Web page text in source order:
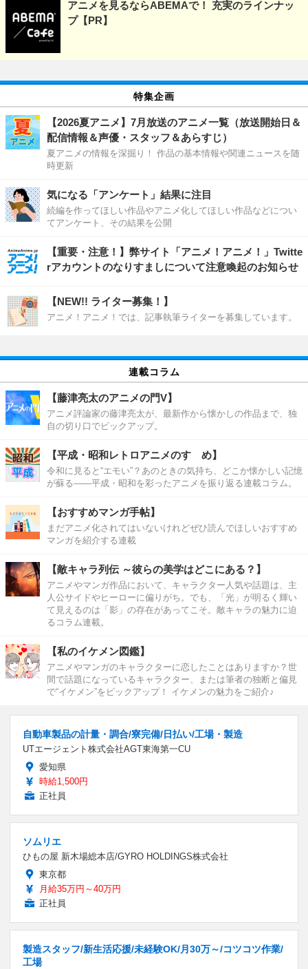
アニメを見るならABEMAで！ 充実のラインナッ
プ【PR】
特集企画
【2026夏アニメ】7月放送のアニメ一覧（放送開始日＆
配信情報＆声優・スタッフ＆あらすじ）
夏アニメの情報を深掘り！ 作品の基本情報や関連ニュースを随
時更新
気になる「アンケート」結果に注目
続編を作ってほしい作品やアニメ化してほしい作品などについ
てアンケート、その結果を公開
【重要・注意！】弊サイト「アニメ！アニメ！」Twitte
rアカウントのなりすましについて注意喚起のお知らせ
【NEW!! ライター募集！】
アニメ！アニメ！では、記事執筆ライターを募集しています。
連載コラム
【藤津亮太のアニメの門V】
アニメ評論家の藤津亮太が、最新作から懐かしの作品まで、独
自の切り口でピックアップ。
【平成・昭和レトロアニメのすゝめ】
令和に見ると“エモい”？あのときの気持ち、どこか懐かしい記憶
が蘇る――平成・昭和を彩ったアニメを振り返る連載コラム。
【おすすめマンガ手帖】
まだアニメ化されてはいないけれどぜひ読んでほしいおすすめ
マンガを紹介する連載
【敵キャラ列伝 ～彼らの美学はどこにある？】
アニメやマンガ作品において、キャラクター人気や話題は、主
人公サイドやヒーローに偏りがち。でも、「光」が明るく輝い
て見えるのは「影」の存在があってこそ。敵キャラの魅力に迫
るコラム連載。
【私のイケメン図鑑】
アニメやマンガのキャラクターに恋したことはありますか？世
間で話題になっているキャラクター、または筆者の独断と偏見
で“イケメン”をピックアップ！ イケメンの魅力をご紹介♪
自動車製品の計量・調合/寮完備/日払い/工場・製造
UTエージェント株式会社AGT東海第一CU
愛知県
時給1,500円
正社員
ソムリエ
ひもの屋 新木場総本店/GYRO HOLDINGS株式会社
東京都
月給35万円～40万円
正社員
製造スタッフ/新生活応援/未経験OK/月30万～/コツコツ作業/
工場